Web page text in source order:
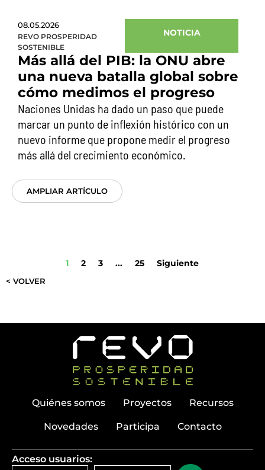
08.05.2026
REVO PROSPERIDAD
SOSTENIBLE
NOTICIA
Más allá del PIB: la ONU abre
una nueva batalla global sobre
cómo medimos el progreso
Naciones Unidas ha dado un paso que puede
marcar un punto de inflexión histórico con un
nuevo informe que propone medir el progreso
más allá del crecimiento económico.
AMPLIAR ARTÍCULO
1 2 3 ... 25 Siguiente
< VOLVER
Quiénes somos Proyectos Recursos
Novedades Participa Contacto
Acceso usuarios: